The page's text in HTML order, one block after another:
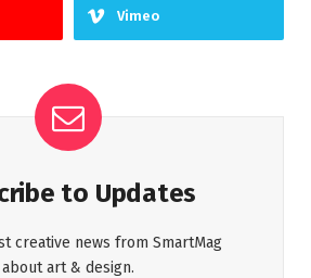
Vimeo
to Updates
creative news from SmartMag
about art & design.